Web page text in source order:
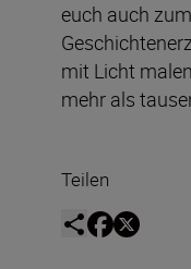
euch auch
mit Licht
mehr als
Teilen